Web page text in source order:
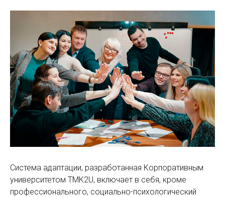
Система адаптации, разработанная Корпоративным
университетом ТМК2U, включает в себя, кроме
профессионального, социально-психологический